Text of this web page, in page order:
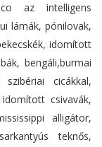
az intelligens
lámák, pónilovak,
idomított
bengáli,burmai
cicákkal,
csivavák,
alligátor,
teknős,